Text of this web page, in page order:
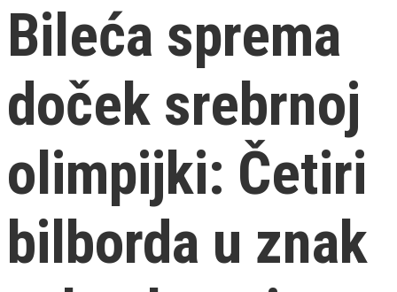
Bileća sprema
doček srebrnoj
olimpijki: Četiri
bilborda u znak